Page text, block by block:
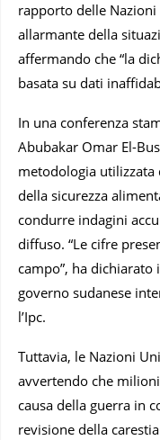
rapporto delle
allarmante della
affermando che “la
basata su dati
In una conferenza
Abubakar Omar El-
metodologia utilizzata
della sicurezza
condurre indagini
diffuso. “Le cifre
campo”, ha
governo sudanese
l’Ipc.
Tuttavia, le Nazioni
avvertendo che
causa della guerra in
revisione della